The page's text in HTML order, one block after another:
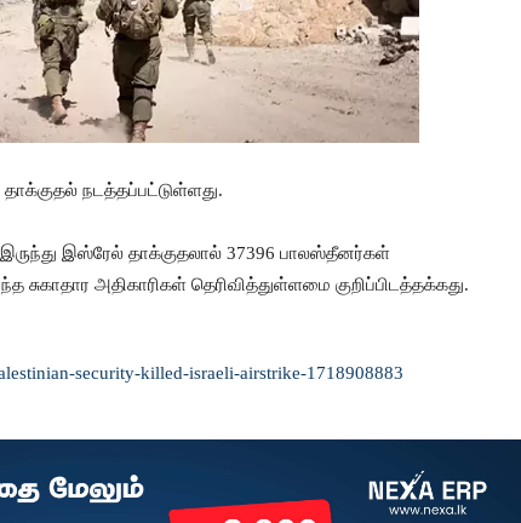
நடத்தப்பட்டுள்ளது.
இஸ்ரேல் தாக்குதலால் 37396 பாலஸ்தீனர்கள்
அதிகாரிகள் தெரிவித்துள்ளமை குறிப்பிடத்தக்கது.
security-killed-israeli-airstrike-1718908883